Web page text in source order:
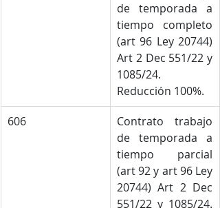
de temporada a
tiempo completo
(art 96 Ley 20744)
Art 2 Dec 551/22 y
1085/24.
Reducción 100%.
606
Contrato trabajo
de temporada a
tiempo parcial
(art 92 y art 96 Ley
20744) Art 2 Dec
551/22 y 1085/24.